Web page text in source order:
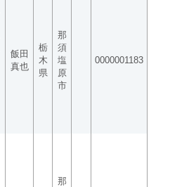
飯田
真也
栃
木
県
那
須
塩
原
市
0000001183
那